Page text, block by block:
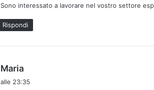
e
Sono interessato a lavorare nel vostro settore
Rispondi
Maria
alle 23:35